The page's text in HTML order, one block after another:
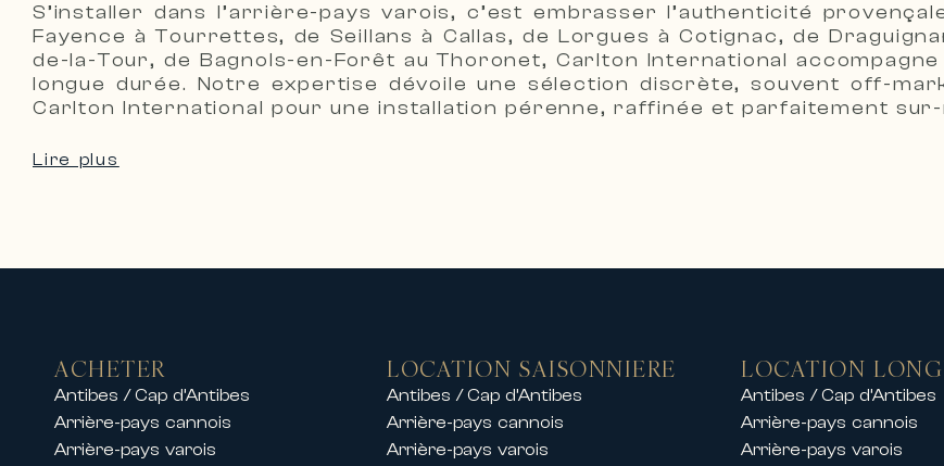
d’exception dans les destinations les plus prisées.
Sur la Côte d’Azur, nous proposons des locations de prestige comprenant :
• Villas de luxe avec piscine et vue mer
• Propriétés privées dans des domaines sécurisés
• Résidences d’exception proches des plages, ports et golfs
Grâce à son implantation historique sur la Côte d’Azur, Carlton
lors des grands événements internationaux organisés à Cannes.
Nous proposons des locations d’appartements et de villas de prestige
festivals tels que :
S’installer dans l’arrière-pays varois, c’est embrasser l’authenticité
Fayence à Tourrettes, de Seillans à Callas, de Lorgues à Cotignac, de
de-la-Tour, de Bagnols-en-Forêt au Thoronet, Carlton International
longue durée. Notre expertise dévoile une sélection discrète, souvent off-
Carlton International pour une installation pérenne, raffinée et parfaitement sur-
Lire plus
ACHETER
Antibes / Cap d’Antibes
Arrière-pays cannois
Arrière-pays varois
LOCATION SAISONNIERE
Antibes / Cap d’Antibes
Arrière-pays cannois
Arrière-pays varois
LOCATION
Antibes / Cap d’Antibes
Arrière-pays cannois
Arrière-pays varois